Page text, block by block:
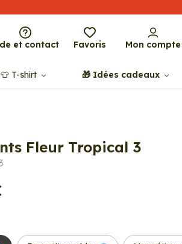
et contact Favoris Mon compte
👕​​ T-shirt 🎁​ Idées cadeaux
Fleur Tropical 3